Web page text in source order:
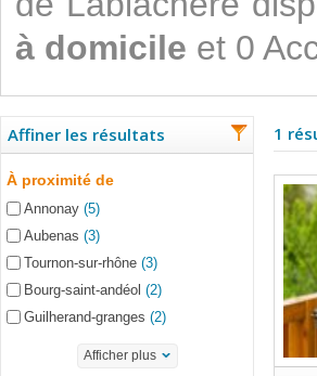
à domicile et 0
Affiner les résultats
À proximité de
Annonay (5)
Aubenas (3)
Tournon-sur-rhône (3)
Bourg-saint-andéol (2)
Guilherand-granges (2)
Afficher plus
1